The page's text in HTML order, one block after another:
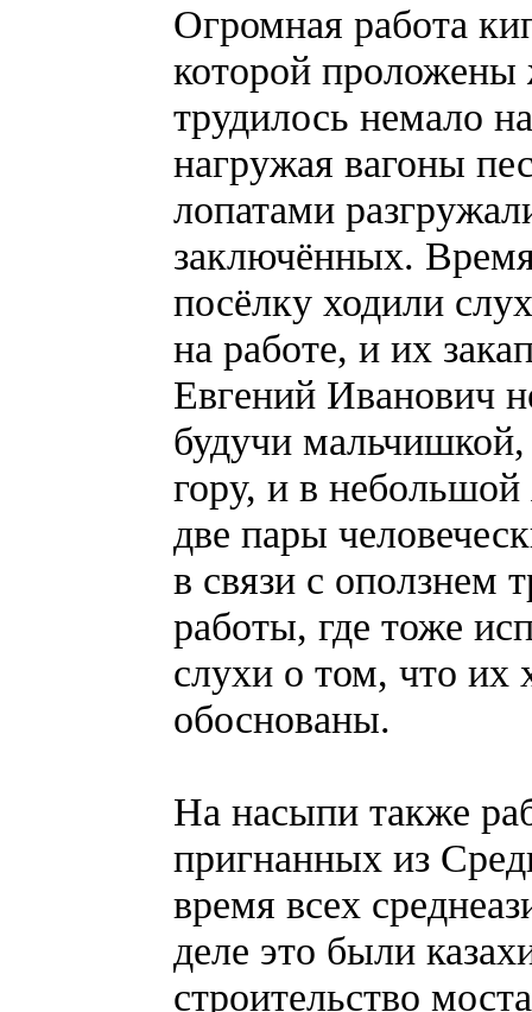
Огромная работа
которой проложены
трудилось немало
нагружая вагоны
лопатами
заключённых.
посёлку ходили
на работе, и их
Евгений Иванович
будучи
гору, и в небольшой
две пары
в связи с оползнем
работы, где тоже
слухи о том, что их
обоснованы.
На насыпи также
пригнанных из
время всех
деле это были
строительство